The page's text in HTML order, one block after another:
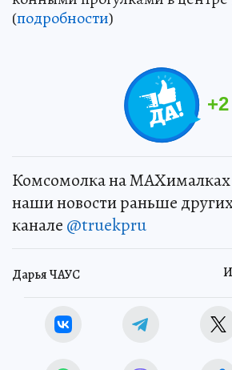
(подробности)
+2
Комсомолка на MAXималках
наши новости раньше
канале @truekpru
Дарья ЧАУС